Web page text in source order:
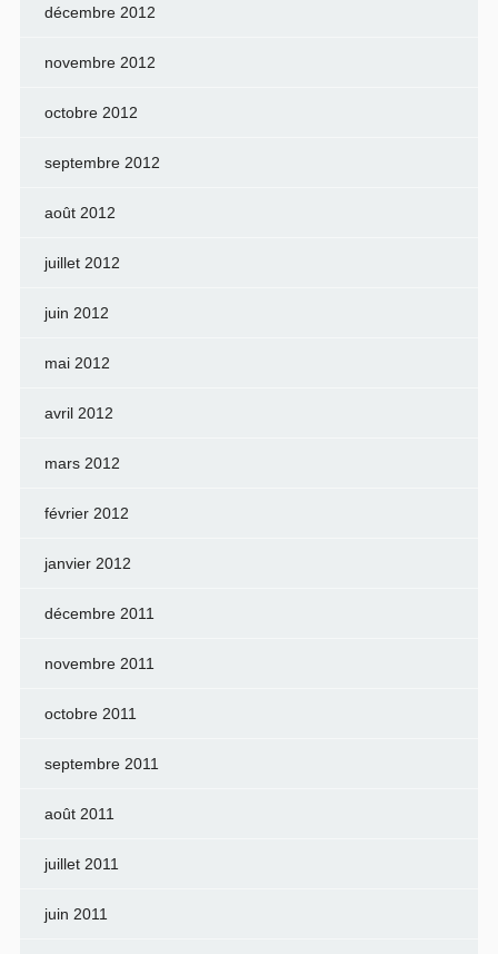
décembre 2012
novembre 2012
octobre 2012
septembre 2012
août 2012
juillet 2012
juin 2012
mai 2012
avril 2012
mars 2012
février 2012
janvier 2012
décembre 2011
novembre 2011
octobre 2011
septembre 2011
août 2011
juillet 2011
juin 2011